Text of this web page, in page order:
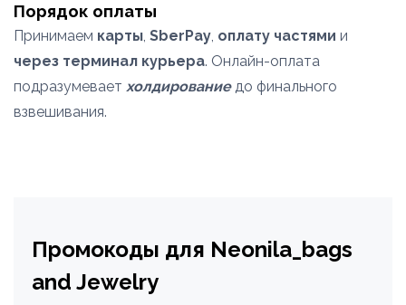
Порядок оплаты
Принимаем карты, SberPay, оплату частями и
через терминал курьера. Онлайн-оплата
подразумевает холдированиедо финального
взвешивания.
Промокоды для Neonila_bags
and Jewelry